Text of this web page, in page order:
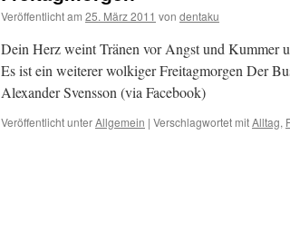
Veröffentlicht am 25. März 2011 von dentaku
Dein Herz weint Tränen vor Angst und Kummer
Es ist ein weiterer wolkiger Freitagmorgen Der
Alexander Svensson (via Facebook)
Veröffentlicht unterAllgemein | Verschlagwortet mitAlltag,